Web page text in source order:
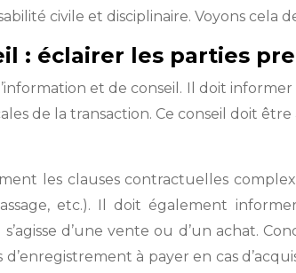
civile et disciplinaire. Voyons cela
: éclairer les parties
et de conseil. Il doit
de la transaction. Ce conseil doit
les clauses contractuelles
etc.). Il doit également
d’une vente ou d’un achat.
à payer en cas